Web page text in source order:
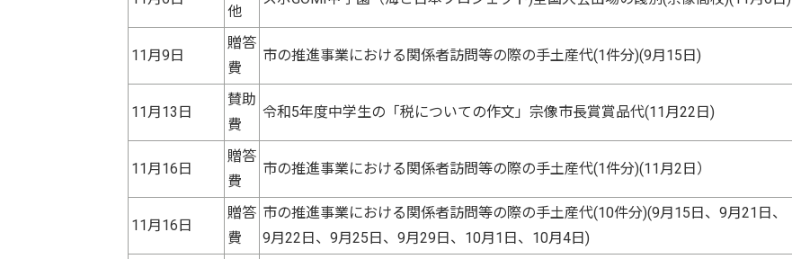
他
11月9日
贈答
費
市の推進事業における関係者訪問等の際の手土産代(1件分)(9月15日)
11月13日
賛助
費
令和5年度中学生の「税についての作文」宗像市長賞賞品代(11月22日)
11月16日
贈答
費
市の推進事業における関係者訪問等の際の手土産代(1件分)(11月2日）
11月16日
贈答
費
市の推進事業における関係者訪問等の際の手土産代(10件分)(9月15日、9月21日、
9月22日、9月25日、9月29日、10月1日、10月4日)